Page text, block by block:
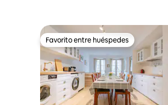
Favorito entre huéspedes
Favorito entre huéspedes